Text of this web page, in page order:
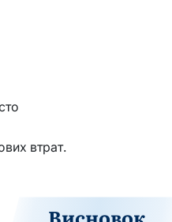
втрат.